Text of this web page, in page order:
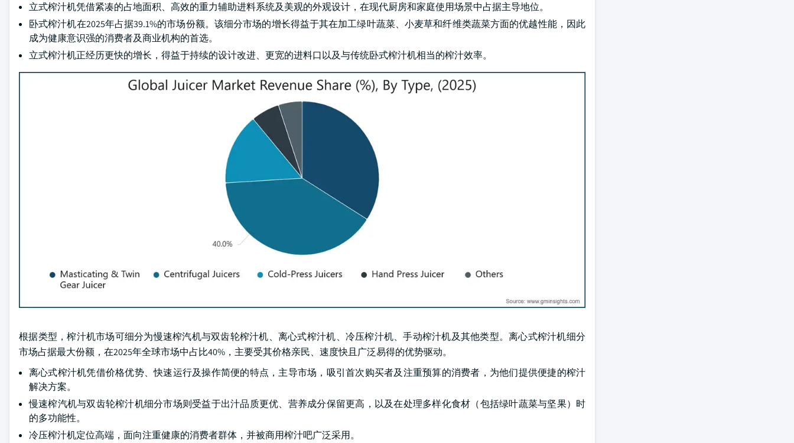
立式榨汁机凭借紧凑的占地面积、高效的重力辅助进料系统及美观的外观设计，在现代厨房和家庭使用场景中占据主导地位。
卧式榨汁机在2025年占据39.1%的市场份额。该细分市场的增长得益于其在加工绿叶蔬菜、小麦草和纤维类蔬菜方面的优越性能，因此
成为健康意识强的消费者及商业机构的首选。
立式榨汁机正经历更快的增长，得益于持续的设计改进、更宽的进料口以及与传统卧式榨汁机相当的榨汁效率。
根据类型，榨汁机市场可细分为慢速榨汽机与双齿轮榨汁机、离心式榨汁机、冷压榨汁机、手动榨汁机及其他类型。离心式榨汁机细分
市场占据最大份额，在2025年全球市场中占比40%，主要受其价格亲民、速度快且广泛易得的优势驱动。
离心式榨汁机凭借价格优势、快速运行及操作简便的特点，主导市场，吸引首次购买者及注重预算的消费者，为他们提供便捷的榨汁
解决方案。
慢速榨汽机与双齿轮榨汁机细分市场则受益于出汁品质更优、营养成分保留更高，以及在处理多样化食材（包括绿叶蔬菜与坚果）时
的多功能性。
冷压榨汁机定位高端，面向注重健康的消费者群体，并被商用榨汁吧广泛采用。